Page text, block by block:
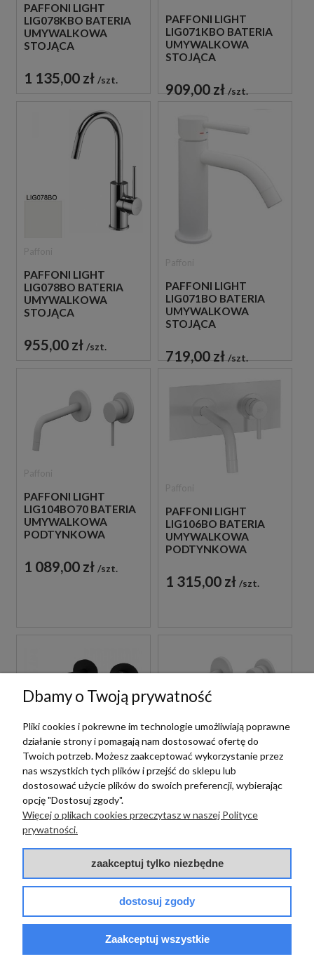
PAFFONI LIGHT
LIG078KBO BATERIA
UMYWALKOWA
STOJĄCA
BIAŁA
1 135,00 zł szt.
PAFFONI LIGHT
LIG071KBO BATERIA
UMYWALKOWA
STOJĄCA
BIAŁA
909,00 zł szt.
PAFFONI LIGHT
LIG078BO BATERIA
UMYWALKOWA
STOJĄCA
BIAŁA
955,00 zł szt.
PAFFONI LIGHT
LIG071BO BATERIA
UMYWALKOWA
STOJĄCA
BIAŁA
719,00 zł szt.
PAFFONI LIGHT
LIG104BO70 BATERIA
UMYWALKOWA
PODTYNKOWA
BIAŁA
1 089,00 zł szt.
PAFFONI LIGHT
LIG106BO BATERIA
UMYWALKOWA
PODTYNKOWA
BIAŁA
1 315,00 zł szt.
Paffoni
PAFFONI LIGHT
LIG105NO70 BATERIA
UMYWALKOWA
PODTYNKOWA
JEDNOUCHWYTOWA
CZARNA
1 089,00 zł
Paffoni
PAFFONI LIGHT
LIG106BO70 BATERIA
UMYWALKOWA
JEDNOUCHWYTOWA
Dbamy o Twoją prywatność
Pliki cookies i pokrewne im technologie umożliwiają poprawne
działanie strony i pomagają nam dostosować ofertę do
Twoich potrzeb. Możesz zaakceptować wykorzystanie przez
nas wszystkich tych plików i przejść do sklepu lub
dostosować użycie plików do swoich preferencji, wybierając
opcję "Dostosuj zgody".
Więcej o plikach cookies przeczytasz w naszej Polityce
prywatności.
zaakceptuj tylko niezbędne
dostosuj zgody
Zaakceptuj wszystkie